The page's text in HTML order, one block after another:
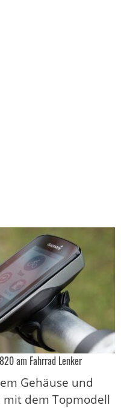
am Fahrrad Lenker
Gehäuse und
dem Topmodell